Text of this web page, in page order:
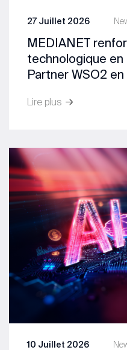
27 Juillet 2026
MEDIANET
technologique
Partner WSO2
Lire plus
10 Juillet 2026